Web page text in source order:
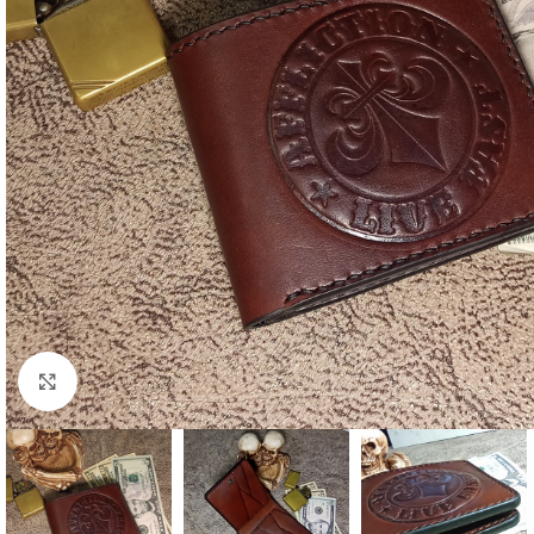
Click to enlarge